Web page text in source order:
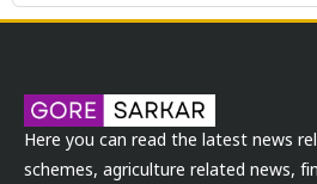
Here you can read the latest news
schemes, agriculture related news,